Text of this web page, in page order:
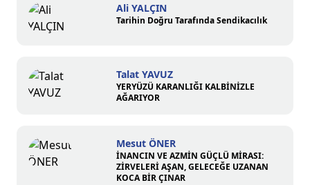
Ali YALÇIN
Tarihin Doğru Tarafında Sendikacılık
Talat YAVUZ
YERYÜZÜ KARANLIĞI KALBİNİZLE
AĞARIYOR
Mesut ÖNER
İNANCIN VE AZMİN GÜÇLÜ MİRASI:
ZİRVELERİ AŞAN, GELECEĞE UZANAN
KOCA BİR ÇINAR